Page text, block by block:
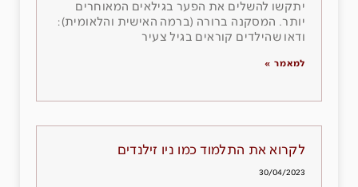
יתקשו להשלים את הפער בגילאים המאוחרים
יותר. המסקנה ברורה (ברמה האישית והלאומית):
ודאו שהילדים קוראים בגיל צעיר
למאמר »
לקרוא את התלמוד כמו ניו זילנדים
30/04/2023